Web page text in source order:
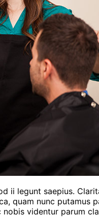
ii legunt saepius.
quam nunc putamus
videntur parum